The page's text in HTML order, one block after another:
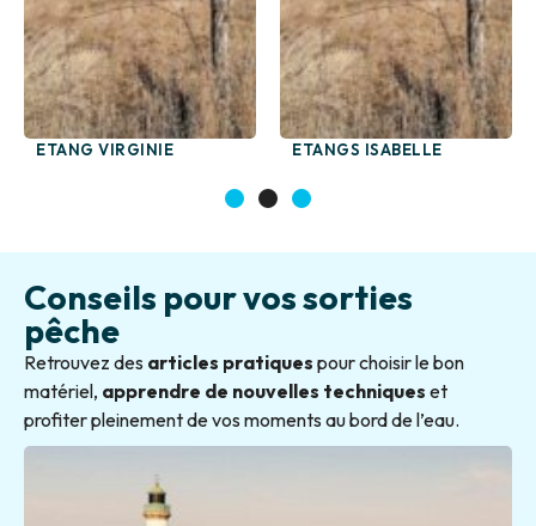
ETANG VIRGINIE ETANGS ISABELLE
3
Conseils pour vos sorties
pêche
Retrouvez des articles pratiques pour choisir le bon
matériel, apprendre de nouvelles techniques et
profiter pleinement de vos moments au bord de l’eau.